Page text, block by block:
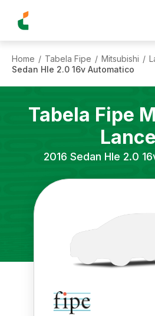
Home / Tabela Fipe / Mitsubishi /
Sedan Hle 2.0 16v Automatico
Tabela Fipe
2016 Sedan Hle 2.0